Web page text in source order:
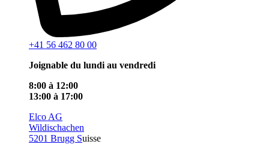
+41 56 462 80 00
Joignable du lundi au vendredi
8:00 à 12:00
13:00 à 17:00
Elco AG
Wildischachen
5201 Brugg Suisse